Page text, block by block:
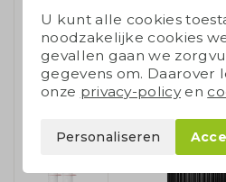
U kunt alle cookies
noodzakelijke cookies
gevallen gaan we
gegevens om. Daarover
onze privacy-policyen
Personaliseren